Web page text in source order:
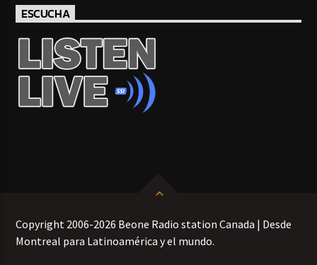
ESCUCHA
Copyright 2006-2026 Beone Radio station Canada | Desde
Montreal para Latinoamérica y el mundo.